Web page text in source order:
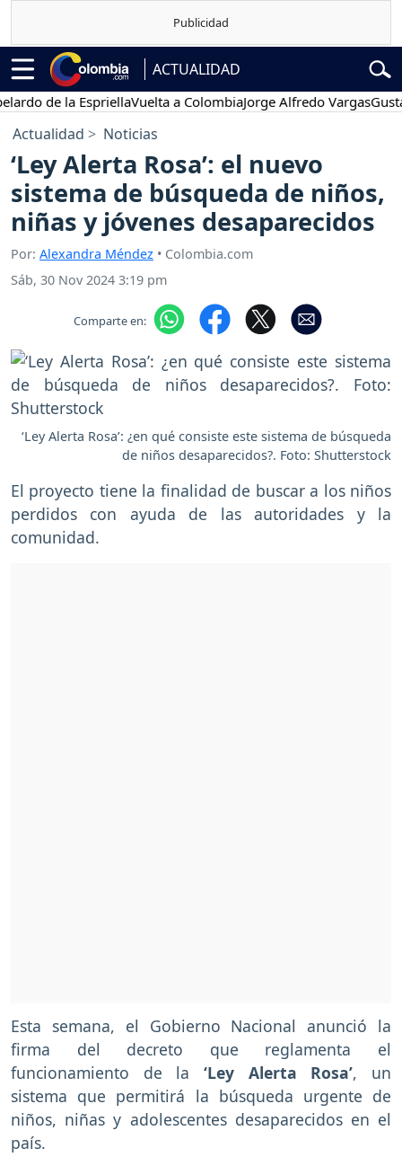
ACTUALIDAD
de la EspriellaVuelta a ColombiaJorge Alfredo VargasGustavo
Actualidad Noticias
‘Ley Alerta Rosa’: el nuevo
sistema de búsqueda de niños,
niñas y jóvenes desaparecidos
Por: Alexandra Méndez • Colombia.com
Sáb, 30 Nov 2024 3:19 pm
Comparte en:
‘Ley Alerta Rosa’: ¿en qué consiste este sistema de búsqueda
de niños desaparecidos?. Foto: Shutterstock
El proyecto tiene la finalidad de buscar a los niños
perdidos con ayuda de las autoridades y la
comunidad.
Esta semana, el Gobierno Nacional anunció la
firma del decreto que reglamenta el
funcionamiento de la ‘Ley Alerta Rosa’, un
sistema que permitirá la búsqueda urgente de
niños, niñas y adolescentes desaparecidos en el
país.